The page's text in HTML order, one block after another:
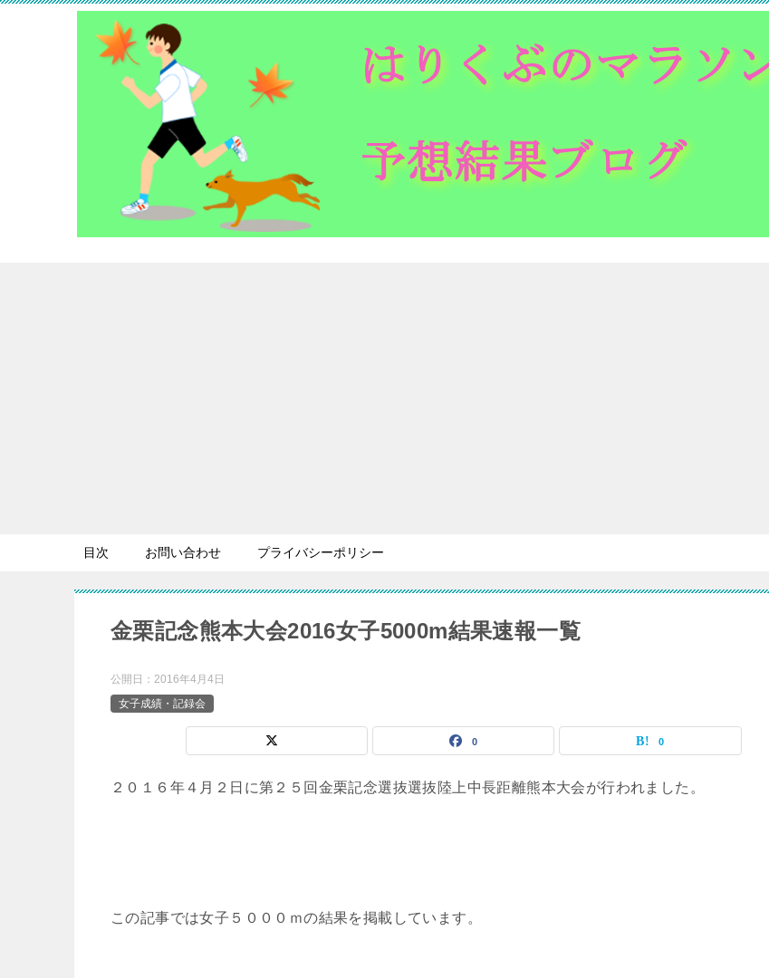
目次 お問い合わせ プライバシーポリシー
金栗記念熊本大会2016女子5000m結果速報一覧
公開日： 2016年4月4日
女子成績・記録会
0 0
２０１６年４月２日に第２５回金栗記念選抜選抜陸上中長距離熊本大会が行われました。
この記事では女子５０００ｍの結果を掲載しています。